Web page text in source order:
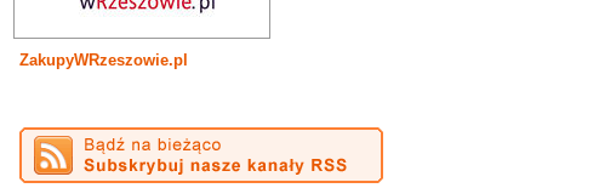
ZakupyWRzeszowie.pl